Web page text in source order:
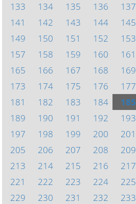
133
134 135 136 137
141
142 143 144 145
149
150 151 152 153
157
158 159 160 161
165
166 167 168 169
173
174 175 176 177
181
182 183 184 185
189
190 191 192 193
197
198 199 200 201
205
206 207 208 209
213
214 215 216 217
221
222 223 224 225
229
230 231 232 233